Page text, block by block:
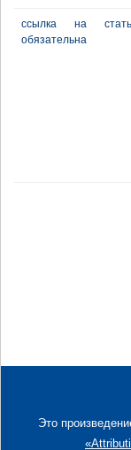
ссылка на
обязательна
Это